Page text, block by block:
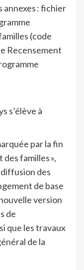
: fichier
(code
Recensement
s’élève à
par la fin
des familles »,
des
de base
version
de
que les travaux
de la